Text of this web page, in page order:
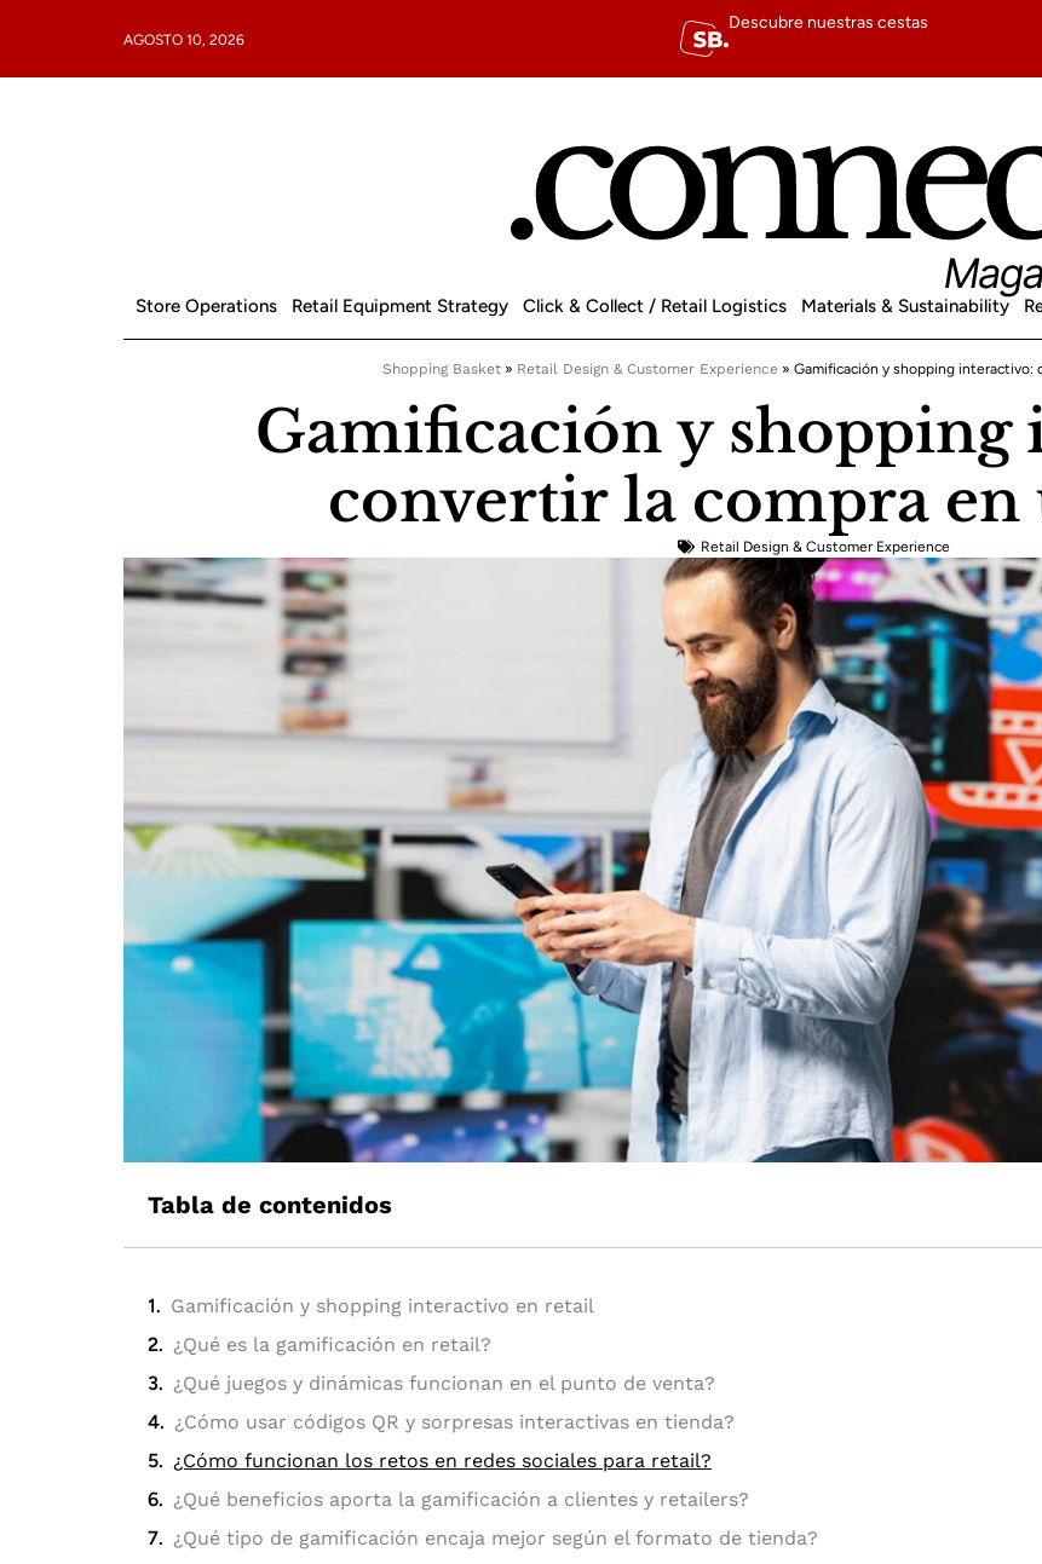
AGOSTO 10, 2026
Descubre nuestras cestas
Store Operations Retail Equipment Strategy Click & Collect / Retail Logistics Materials & Sustainability
Shopping Basket» Retail Design & Customer Experience» Gamificación y shopping interactivo:
Gamificación y shopping
convertir la compra en
Retail Design & Customer Experience
Tabla de contenidos
Gamificación y shopping interactivo en retail
¿Qué es la gamificación en retail?
¿Qué juegos y dinámicas funcionan en el punto de venta?
¿Cómo usar códigos QR y sorpresas interactivas en tienda?
¿Cómo funcionan los retos en redes sociales para retail?
¿Qué beneficios aporta la gamificación a clientes y retailers?
¿Qué tipo de gamificación encaja mejor según el formato de tienda?